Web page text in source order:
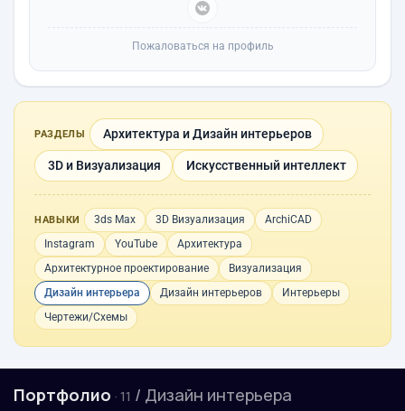
Пожаловаться на профиль
РАЗДЕЛЫ Архитектура и Дизайн интерьеров
3D и Визуализация Искусственный интеллект
НАВЫКИ 3ds Max 3D Визуализация
ArchiCAD
Instagram
YouTube
Архитектура
Архитектурное проектирование
Визуализация
Дизайн интерьера
Дизайн интерьеров
Интерьеры
Чертежи/Схемы
Портфолио · 11 / Дизайн интерьера